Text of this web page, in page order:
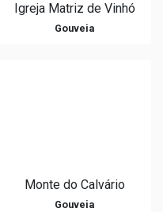
Igreja Matriz de Vinhó
Gouveia
Monte do Calvário
Gouveia